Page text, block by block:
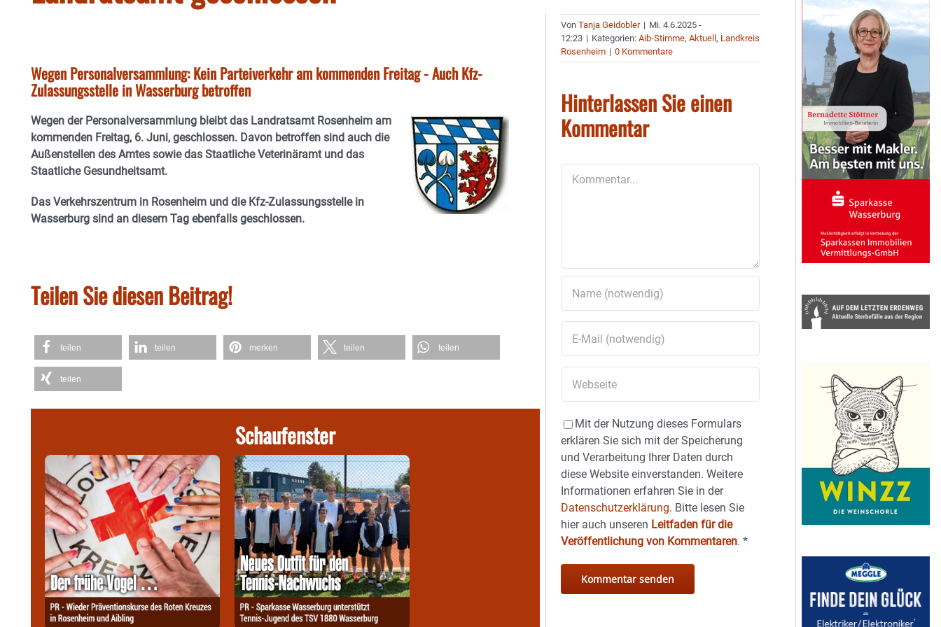
Wegen Personalversammlung: Kein Parteiverkehr am kommenden Freitag - Auch Kfz-
Zulassungsstelle in Wasserburg betroffen
Wegen der Personalversammlung bleibt das Landratsamt Rosenheim am
kommenden Freitag, 6. Juni, geschlossen. Davon betroffen sind auch die
Außenstellen des Amtes sowie das Staatliche Veterinäramt und das
Staatliche Gesundheitsamt.
Das Verkehrszentrum in Rosenheim und die Kfz-Zulassungsstelle in
Wasserburg sind an diesem Tag ebenfalls geschlossen.
Teilen Sie diesen Beitrag!
teilen teilen merken teilen teilen
teilen
Schaufenster
VonTanja Geidobler | Mi. 4.6.2025 -
12:23 | Kategorien:Aib-Stimme,Aktuell, Landkreis
Rosenheim | 0 Kommentare
Hinterlassen Sie einen
Kommentar
Mit der Nutzung dieses Formulars
erklären Sie sich mit der Speicherung
und Verarbeitung Ihrer Daten durch
diese Website einverstanden. Weitere
Informationen erfahren Sie in der
Datenschutzerklärung. Bitte lesen Sie
hier auch unseren Leitfaden für die
Veröffentlichung von Kommentaren.*